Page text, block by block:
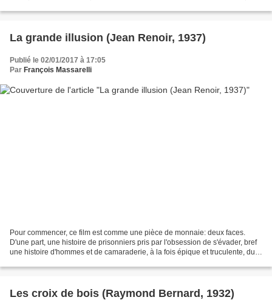
La grande illusion (Jean Renoir, 1937)
Publié le 02/01/2017 à 17:05
Par François Massarelli
Pour commencer, ce film est comme une pièce de monnaie: deux faces.
D'une part, une histoire de prisonniers pris par l'obsession de s'évader, bref
une histoire d'hommes et de camaraderie, à la fois épique et truculente, du
Les croix de bois (Raymond Bernard, 1932)